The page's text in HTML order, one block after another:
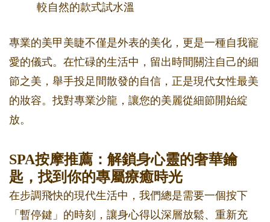
較自然的款式試水溫
專業的美甲美睫不僅是外表的美化，更是一種自我寵
愛的儀式。在忙碌的生活中，留出時間關注自己的細
節之美，舉手投足間散發的自信，正是現代女性最美
的妝容。找對專業沙龍，讓您的美麗從細節開始綻
放。
SPA按摩推薦：解鎖身心靈的奢華鑰
匙，找到你的專屬療癒時光
在步調飛快的現代生活中，我們總是需要一個按下
「暫停鍵」的時刻，讓身心得以深層放鬆、重新充